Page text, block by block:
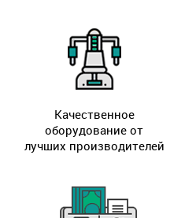
Качественное
оборудование от
лучших производителей